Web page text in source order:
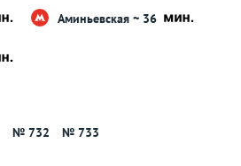
Аминьевская ~ 36
№ 732 № 733